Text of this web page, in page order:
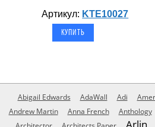
Артикул: KTE10027
Abigail Edwards AdaWall Adi
Andrew Martin
Anna French Anthology